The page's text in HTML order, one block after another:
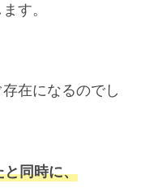
す。
在になるのでし
と同時に、